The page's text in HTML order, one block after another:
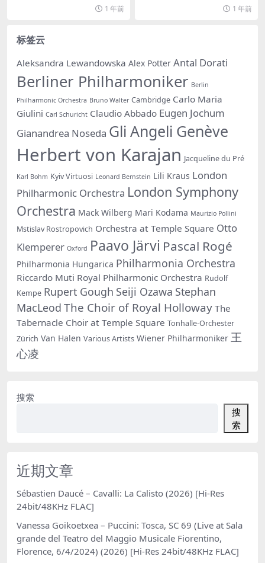
1 年前
1 年前
标签云
Aleksandra Lewandowska Alex Potter Antal Dorati
Berliner Philharmoniker Berlin
Philharmonic Orchestra Bruno Walter Cambridge Carlo Maria
Giulini Carl Schuricht Claudio Abbado Eugen Jochum
Gianandrea Noseda Gli Angeli Genève
Herbert von Karajan Jacqueline du Pré
Karl Bohm Kyiv Virtuosi Leonard Bernstein Lili Kraus London
Philharmonic Orchestra London Symphony
Orchestra Mack Wilberg Mari Kodama Maurizio Pollini
Mstislav Rostropovich Orchestra at Temple Square Otto
Klemperer Oxford Paavo Järvi Pascal Rogé
Philharmonia Hungarica Philharmonia Orchestra
Riccardo Muti Royal Philharmonic Orchestra Rudolf
Kempe Rupert Gough Seiji Ozawa Stephan
MacLeod The Choir of Royal Holloway The
Tabernacle Choir at Temple Square Tonhalle-Orchester
Zürich Van Halen Various Artists Wiener Philharmoniker 王
心凌
搜索
搜
索
近期文章
Sébastien Daucé – Cavalli: La Calisto (2026) [Hi-Res
24bit/48KHz FLAC]
Vanessa Goikoetxea – Puccini: Tosca, SC 69 (Live at Sala
grande del Teatro del Maggio Musicale Fiorentino,
Florence, 6/4/2024) (2026) [Hi-Res 24bit/48KHz FLAC]